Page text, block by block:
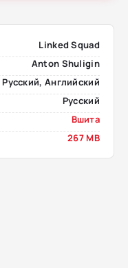
Linked Squad
Anton Shuligin
Русский, Английский
Русский
Вшита
267 MB